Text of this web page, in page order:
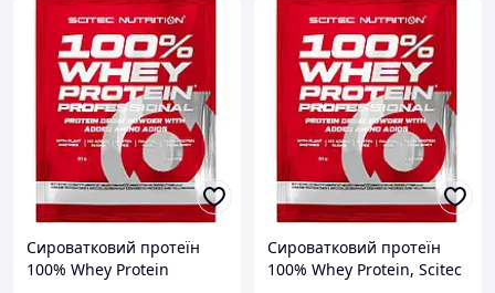
Сироватковий протеїн
100% Whey Protein
Сироватковий протеїн
100% Whey Protein, Scitec